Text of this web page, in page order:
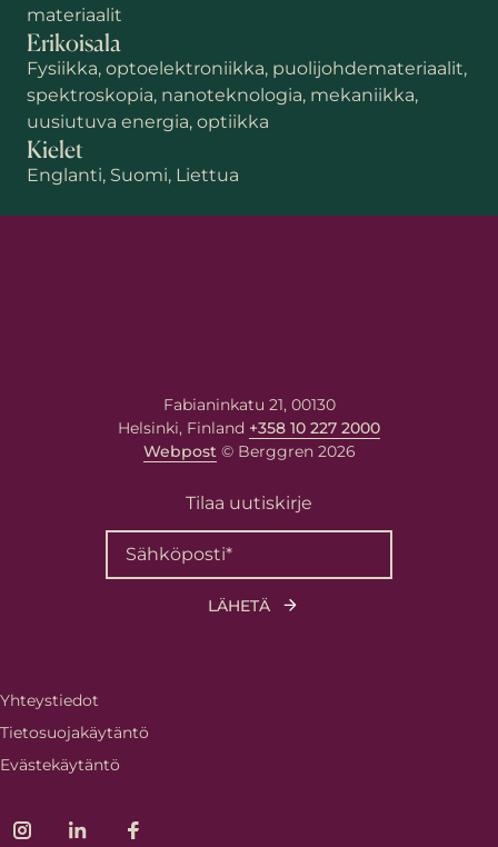
materiaalit
Erikoisala
Fysiikka, optoelektroniikka, puolijohdemateriaalit,
spektroskopia, nanoteknologia, mekaniikka,
uusiutuva energia, optiikka
Kielet
Englanti, Suomi, Liettua
Etunimi
Sukunimi
Viestisi asiantuntijalle
Kirjoita viestisi alla olevaan
kenttään. Asiantuntija vastaa
sähköpostiosoitteeseen.
yhteystietoja ottaakseen sinuun yhteyttä
asioissa. Voit perua nämä viestintäasetukset
koska tahansa. Lisätietoa tilauksen
Fabianinkatu 21, 00130
Helsinki, Finland +358 10 227 2000
Webpost© Berggren 2026
Tilaa uutiskirje
Yhteystiedot
Tietosuojakäytäntö
Evästekäytäntö